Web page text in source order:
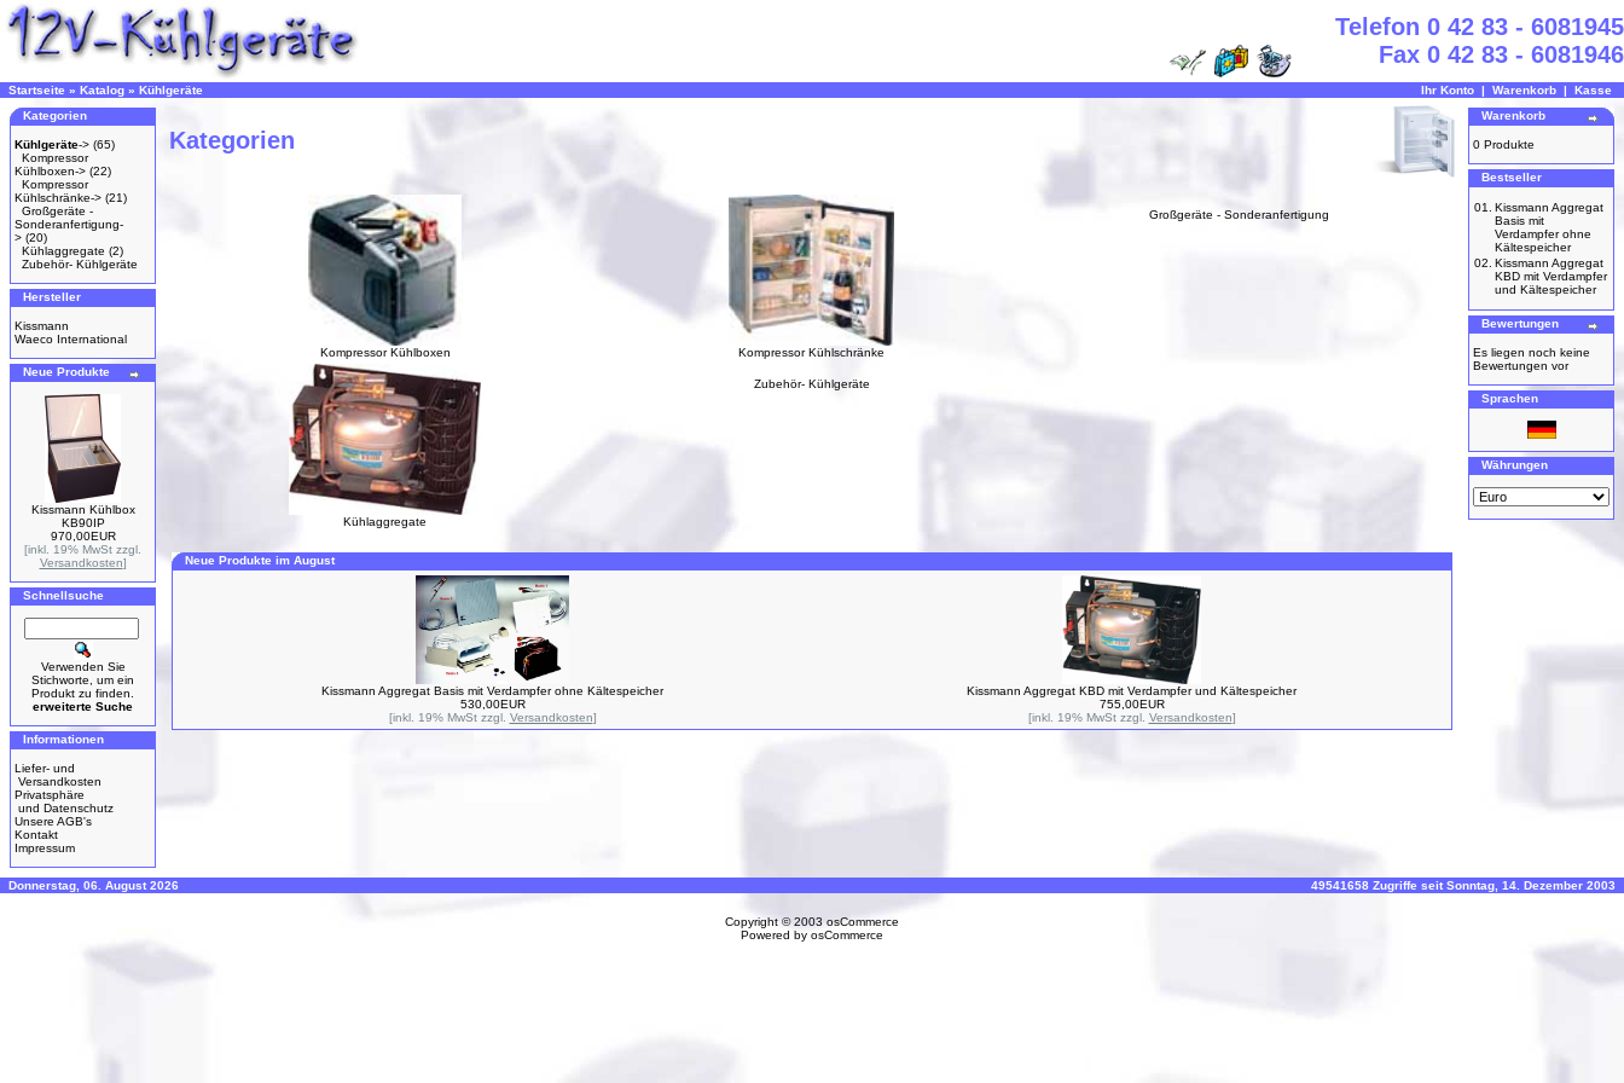
Telefon 0 42 83 - 6081945
Fax 0 42 83 - 6081946
Startseite » Katalog » Kühlgeräte Ihr Konto | Warenkorb | Kasse
Kategorien
Kühlgeräte-> (65)
Kompressor
Kühlboxen-> (22)
Kompressor
Kühlschränke-> (21)
Großgeräte -
Sonderanfertigung-
> (20)
Kühlaggregate (2)
Zubehör- Kühlgeräte
Hersteller
Kissmann
Waeco International
Neue Produkte
Kissmann Kühlbox
KB90IP
970,00EUR
[inkl. 19% MwSt zzgl.
Versandkosten]
Schnellsuche
Verwenden Sie
Stichworte, um ein
Produkt zu finden.
erweiterte Suche
Informationen
Liefer- und
Versandkosten
Privatsphäre
und Datenschutz
Unsere AGB's
Kontakt
Impressum
Kategorien
Kompressor Kühlboxen Kompressor Kühlschränke
Großgeräte - Sonderanfertigung
Kühlaggregate
Zubehör- Kühlgeräte
Neue Produkte im August
Kissmann Aggregat Basis mit Verdampfer ohne Kältespeicher
530,00EUR
[inkl. 19% MwSt zzgl. Versandkosten]
Kissmann Aggregat KBD mit Verdampfer und Kältespeicher
755,00EUR
[inkl. 19% MwSt zzgl. Versandkosten]
Warenkorb
0 Produkte
Bestseller
01.
Kissmann Aggregat
Basis mit
Verdampfer ohne
Kältespeicher
02. Kissmann Aggregat
KBD mit Verdampfer
und Kältespeicher
Bewertungen
Es liegen noch keine
Bewertungen vor
Sprachen
Währungen
Donnerstag, 06. August 2026 49541658 Zugriffe seit Sonntag, 14. Dezember 2003
Copyright © 2003 osCommerce
Powered by osCommerce